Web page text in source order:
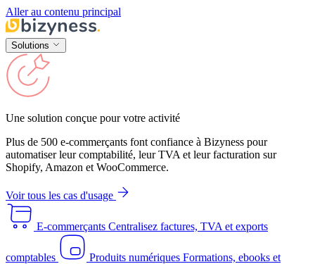
Aller au contenu principal
Solutions
Une solution conçue pour votre activité
Plus de 500 e-commerçants font confiance à Bizyness pour
automatiser leur comptabilité, leur TVA et leur facturation sur
Shopify, Amazon et WooCommerce.
Voir tous les cas d'usage
E-commerçants Centralisez factures, TVA et exports
comptables Produits numériques Formations, ebooks et